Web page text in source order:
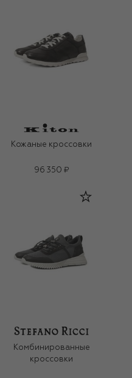
Кожаные кроссовки
96 350 ₽
Комбинированные
кроссовки